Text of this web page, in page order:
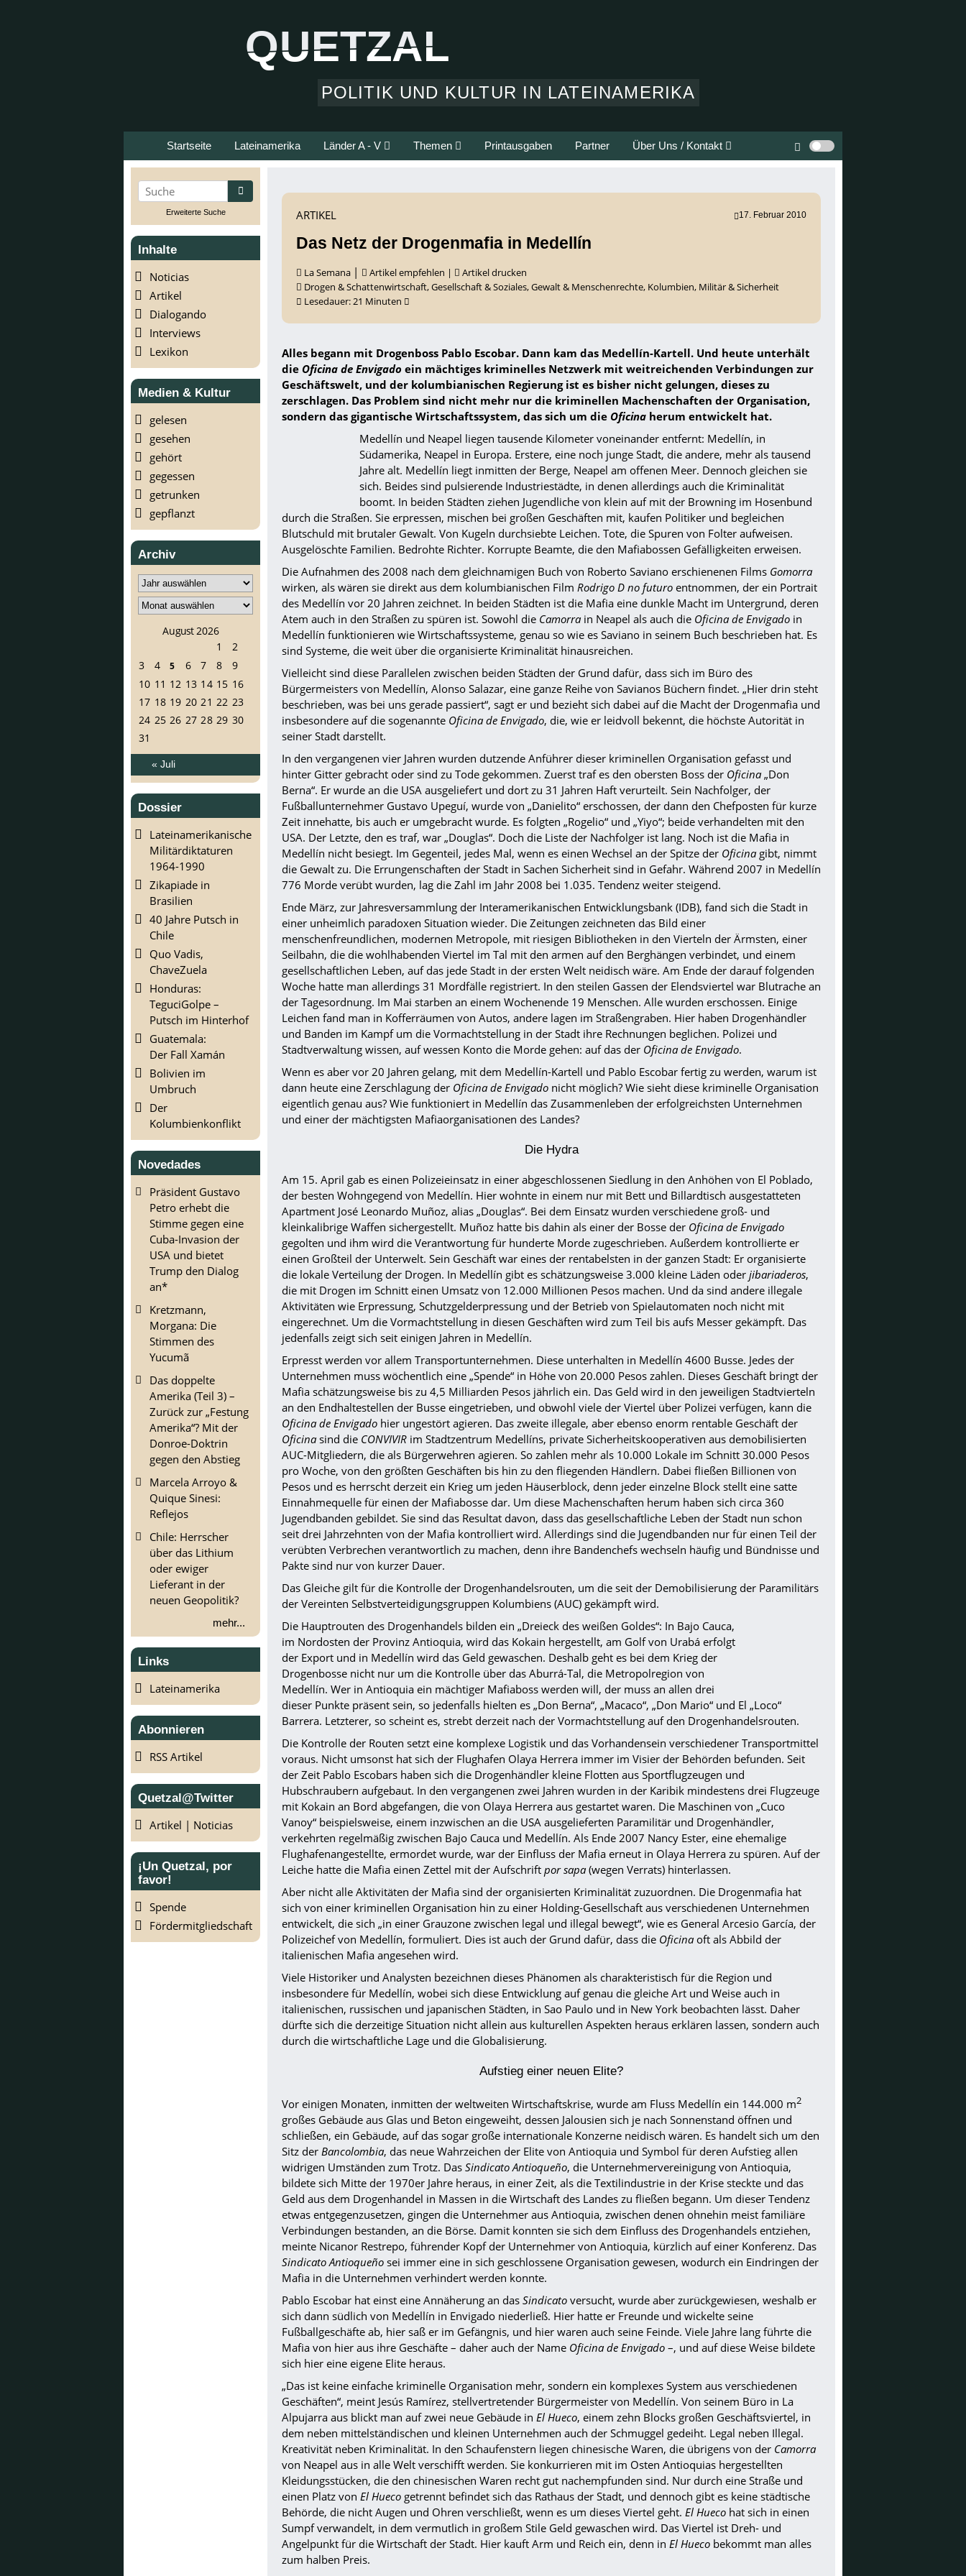
QUETZAL
QUETZAL
POLITIK UND KULTUR IN LATEINAMERIKA
Startseite Lateinamerika Länder A - V Themen Printausgaben Partner Über Uns / Kontakt
suchen
Erweiterte Suche
Inhalte
Noticias
Artikel
Dialogando
Interviews
Lexikon
Medien & Kultur
gelesen
gesehen
gehört
gegessen
getrunken
gepflanzt
Archiv
August 2026
1
2
3
4 5 6 7 8
9
10 11 12 13 14 15 16
17 18 19 20 21 22 23
24 25 26 27 28 29 30
31
« Juli
Dossier
Lateinamerikanische
Militärdiktaturen
1964-1990
Zikapiade in
Brasilien
40 Jahre Putsch in
Chile
Quo Vadis,
ChaveZuela
Honduras:
TeguciGolpe –
Putsch im Hinterhof
Guatemala:
Der Fall Xamán
Bolivien im
Umbruch
Der
Kolumbienkonflikt
Novedades
Präsident Gustavo
Petro erhebt die
Stimme gegen eine
Cuba-Invasion der
USA und bietet
Trump den Dialog
an*
Kretzmann,
Morgana: Die
Stimmen des
Yucumã
Das doppelte
Amerika (Teil 3) –
Zurück zur „Festung
Amerika“? Mit der
Donroe-Doktrin
gegen den Abstieg
Marcela Arroyo &
Quique Sinesi:
Reflejos
Chile: Herrscher
über das Lithium
oder ewiger
Lieferant in der
neuen Geopolitik?
mehr...
Links
Lateinamerika
Abonnieren
RSS Artikel
Quetzal@Twitter
Artikel | Noticias
¡Un Quetzal, por
favor!
Spende
Fördermitgliedschaft
ARTIKEL 17. Februar 2010
Das Netz der Drogenmafia in Medellín
La Semana | Artikel empfehlen |
Artikel drucken
Drogen & Schattenwirtschaft,Gesellschaft & Soziales,Gewalt & Menschenrechte, Kolumbien, Militär & Sicherheit
Lesedauer:21 Minuten
Alles begann mit Drogenboss Pablo Escobar. Dann kam das Medellín-Kartell. Und heute unterhält
die Oficina de Envigado ein mächtiges kriminelles Netzwerk mit weitreichenden Verbindungen zur
Geschäftswelt, und der kolumbianischen Regierung ist es bisher nicht gelungen, dieses zu
zerschlagen. Das Problem sind nicht mehr nur die kriminellen Machenschaften der Organisation,
sondern das gigantische Wirtschaftssystem, das sich um die Oficina herum entwickelt hat.
Medellín und Neapel liegen tausende Kilometer voneinander entfernt: Medellín, in
Südamerika, Neapel in Europa. Erstere, eine noch junge Stadt, die andere, mehr als tausend
Jahre alt. Medellín liegt inmitten der Berge, Neapel am offenen Meer. Dennoch gleichen sie
sich. Beides sind pulsierende Industriestädte, in denen allerdings auch die Kriminalität
boomt. In beiden Städten ziehen Jugendliche von klein auf mit der Browning im Hosenbund
durch die Straßen. Sie erpressen, mischen bei großen Geschäften mit, kaufen Politiker und begleichen
Blutschuld mit brutaler Gewalt. Von Kugeln durchsiebte Leichen. Tote, die Spuren von Folter aufweisen.
Ausgelöschte Familien. Bedrohte Richter. Korrupte Beamte, die den Mafiabossen Gefälligkeiten erweisen.
Die Aufnahmen des 2008 nach dem gleichnamigen Buch von Roberto Saviano erschienenen Films Gomorra
wirken, als wären sie direkt aus dem kolumbianischen Film Rodrigo D no futuro entnommen, der ein Portrait
des Medellín vor 20 Jahren zeichnet. In beiden Städten ist die Mafia eine dunkle Macht im Untergrund, deren
Atem auch in den Straßen zu spüren ist. Sowohl die Camorra in Neapel als auch die Oficina de Envigado in
Medellín funktionieren wie Wirtschaftssysteme, genau so wie es Saviano in seinem Buch beschrieben hat. Es
sind Systeme, die weit über die organisierte Kriminalität hinausreichen.
Vielleicht sind diese Parallelen zwischen beiden Städten der Grund dafür, dass sich im Büro des
Bürgermeisters von Medellín, Alonso Salazar, eine ganze Reihe von Savianos Büchern findet. „Hier drin steht
beschrieben, was bei uns gerade passiert“, sagt er und bezieht sich dabei auf die Macht der Drogenmafia und
insbesondere auf die sogenannte Oficina de Envigado, die, wie er leidvoll bekennt, die höchste Autorität in
seiner Stadt darstellt.
In den vergangenen vier Jahren wurden dutzende Anführer dieser kriminellen Organisation gefasst und
hinter Gitter gebracht oder sind zu Tode gekommen. Zuerst traf es den obersten Boss der Oficina „Don
Berna“. Er wurde an die USA ausgeliefert und dort zu 31 Jahren Haft verurteilt. Sein Nachfolger, der
Fußballunternehmer Gustavo Upeguí, wurde von „Danielito“ erschossen, der dann den Chefposten für kurze
Zeit innehatte, bis auch er umgebracht wurde. Es folgten „Rogelio“ und „Yiyo“; beide verhandelten mit den
USA. Der Letzte, den es traf, war „Douglas“. Doch die Liste der Nachfolger ist lang. Noch ist die Mafia in
Medellín nicht besiegt. Im Gegenteil, jedes Mal, wenn es einen Wechsel an der Spitze der Oficina gibt, nimmt
die Gewalt zu. Die Errungenschaften der Stadt in Sachen Sicherheit sind in Gefahr. Während 2007 in Medellín
776 Morde verübt wurden, lag die Zahl im Jahr 2008 bei 1.035. Tendenz weiter steigend.
Ende März, zur Jahresversammlung der Interamerikanischen Entwicklungsbank (IDB), fand sich die Stadt in
einer unheimlich paradoxen Situation wieder. Die Zeitungen zeichneten das Bild einer
menschenfreundlichen, modernen Metropole, mit riesigen Bibliotheken in den Vierteln der Ärmsten, einer
Seilbahn, die die wohlhabenden Viertel im Tal mit den armen auf den Berghängen verbindet, und einem
gesellschaftlichen Leben, auf das jede Stadt in der ersten Welt neidisch wäre. Am Ende der darauf folgenden
Woche hatte man allerdings 31 Mordfälle registriert. In den steilen Gassen der Elendsviertel war Blutrache an
der Tagesordnung. Im Mai starben an einem Wochenende 19 Menschen. Alle wurden erschossen. Einige
Leichen fand man in Kofferräumen von Autos, andere lagen im Straßengraben. Hier haben Drogenhändler
und Banden im Kampf um die Vormachtstellung in der Stadt ihre Rechnungen beglichen. Polizei und
Stadtverwaltung wissen, auf wessen Konto die Morde gehen: auf das der Oficina de Envigado.
Wenn es aber vor 20 Jahren gelang, mit dem Medellín-Kartell und Pablo Escobar fertig zu werden, warum ist
dann heute eine Zerschlagung der Oficina de Envigado nicht möglich? Wie sieht diese kriminelle Organisation
eigentlich genau aus? Wie funktioniert in Medellín das Zusammenleben der erfolgreichsten Unternehmen
und einer der mächtigsten Mafiaorganisationen des Landes?
Die Hydra
Am 15. April gab es einen Polizeieinsatz in einer abgeschlossenen Siedlung in den Anhöhen von El Poblado,
der besten Wohngegend von Medellín. Hier wohnte in einem nur mit Bett und Billardtisch ausgestatteten
Apartment José Leonardo Muñoz, alias „Douglas“. Bei dem Einsatz wurden verschiedene groß- und
kleinkalibrige Waffen sichergestellt. Muñoz hatte bis dahin als einer der Bosse der Oficina de Envigado
gegolten und ihm wird die Verantwortung für hunderte Morde zugeschrieben. Außerdem kontrollierte er
einen Großteil der Unterwelt. Sein Geschäft war eines der rentabelsten in der ganzen Stadt: Er organisierte
die lokale Verteilung der Drogen. In Medellín gibt es schätzungsweise 3.000 kleine Läden oder jibariaderos,
die mit Drogen im Schnitt einen Umsatz von 12.000 Millionen Pesos machen. Und da sind andere illegale
Aktivitäten wie Erpressung, Schutzgelderpressung und der Betrieb von Spielautomaten noch nicht mit
eingerechnet. Um die Vormachtstellung in diesen Geschäften wird zum Teil bis aufs Messer gekämpft. Das
jedenfalls zeigt sich seit einigen Jahren in Medellín.
Erpresst werden vor allem Transportunternehmen. Diese unterhalten in Medellín 4600 Busse. Jedes der
Unternehmen muss wöchentlich eine „Spende“ in Höhe von 20.000 Pesos zahlen. Dieses Geschäft bringt der
Mafia schätzungsweise bis zu 4,5 Milliarden Pesos jährlich ein. Das Geld wird in den jeweiligen Stadtvierteln
an den Endhaltestellen der Busse eingetrieben, und obwohl viele der Viertel über Polizei verfügen, kann die
Oficina de Envigado hier ungestört agieren. Das zweite illegale, aber ebenso enorm rentable Geschäft der
Oficina sind die CONVIVIR im Stadtzentrum Medellíns, private Sicherheitskooperativen aus demobilisierten
AUC-Mitgliedern, die als Bürgerwehren agieren. So zahlen mehr als 10.000 Lokale im Schnitt 30.000 Pesos
pro Woche, von den größten Geschäften bis hin zu den fliegenden Händlern. Dabei fließen Billionen von
Pesos und es herrscht derzeit ein Krieg um jeden Häuserblock, denn jeder einzelne Block stellt eine satte
Einnahmequelle für einen der Mafiabosse dar. Um diese Machenschaften herum haben sich circa 360
Jugendbanden gebildet. Sie sind das Resultat davon, dass das gesellschaftliche Leben der Stadt nun schon
seit drei Jahrzehnten von der Mafia kontrolliert wird. Allerdings sind die Jugendbanden nur für einen Teil der
verübten Verbrechen verantwortlich zu machen, denn ihre Bandenchefs wechseln häufig und Bündnisse und
Pakte sind nur von kurzer Dauer.
Das Gleiche gilt für die Kontrolle der Drogenhandelsrouten, um die seit der Demobilisierung der Paramilitärs
der Vereinten Selbstverteidigungsgruppen Kolumbiens (AUC) gekämpft wird.
Die Hauptrouten des Drogenhandels bilden ein „Dreieck des weißen Goldes“: In Bajo Cauca,
im Nordosten der Provinz Antioquia, wird das Kokain hergestellt, am Golf von Urabá erfolgt
der Export und in Medellín wird das Geld gewaschen. Deshalb geht es bei dem Krieg der
Drogenbosse nicht nur um die Kontrolle über das Aburrá-Tal, die Metropolregion von
Medellín. Wer in Antioquia ein mächtiger Mafiaboss werden will, der muss an allen drei
dieser Punkte präsent sein, so jedenfalls hielten es „Don Berna“, „Macaco“, „Don Mario“ und El „Loco“
Barrera. Letzterer, so scheint es, strebt derzeit nach der Vormachtstellung auf den Drogenhandelsrouten.
Die Kontrolle der Routen setzt eine komplexe Logistik und das Vorhandensein verschiedener Transportmittel
voraus. Nicht umsonst hat sich der Flughafen Olaya Herrera immer im Visier der Behörden befunden. Seit
der Zeit Pablo Escobars haben sich die Drogenhändler kleine Flotten aus Sportflugzeugen und
Hubschraubern aufgebaut. In den vergangenen zwei Jahren wurden in der Karibik mindestens drei Flugzeuge
mit Kokain an Bord abgefangen, die von Olaya Herrera aus gestartet waren. Die Maschinen von „Cuco
Vanoy“ beispielsweise, einem inzwischen an die USA ausgelieferten Paramilitär und Drogenhändler,
verkehrten regelmäßig zwischen Bajo Cauca und Medellín. Als Ende 2007 Nancy Ester, eine ehemalige
Flughafenangestellte, ermordet wurde, war der Einfluss der Mafia erneut in Olaya Herrera zu spüren. Auf der
Leiche hatte die Mafia einen Zettel mit der Aufschrift por sapa (wegen Verrats) hinterlassen.
Aber nicht alle Aktivitäten der Mafia sind der organisierten Kriminalität zuzuordnen. Die Drogenmafia hat
sich von einer kriminellen Organisation hin zu einer Holding-Gesellschaft aus verschiedenen Unternehmen
entwickelt, die sich „in einer Grauzone zwischen legal und illegal bewegt“, wie es General Arcesio García, der
Polizeichef von Medellín, formuliert. Dies ist auch der Grund dafür, dass die Oficina oft als Abbild der
italienischen Mafia angesehen wird.
Viele Historiker und Analysten bezeichnen dieses Phänomen als charakteristisch für die Region und
insbesondere für Medellín, wobei sich diese Entwicklung auf genau die gleiche Art und Weise auch in
italienischen, russischen und japanischen Städten, in Sao Paulo und in New York beobachten lässt. Daher
dürfte sich die derzeitige Situation nicht allein aus kulturellen Aspekten heraus erklären lassen, sondern auch
durch die wirtschaftliche Lage und die Globalisierung.
Aufstieg einer neuen Elite?
Vor einigen Monaten, inmitten der weltweiten Wirtschaftskrise, wurde am Fluss Medellín ein 144.000 m2
großes Gebäude aus Glas und Beton eingeweiht, dessen Jalousien sich je nach Sonnenstand öffnen und
schließen, ein Gebäude, auf das sogar große internationale Konzerne neidisch wären. Es handelt sich um den
Sitz der Bancolombia, das neue Wahrzeichen der Elite von Antioquia und Symbol für deren Aufstieg allen
widrigen Umständen zum Trotz. Das Sindicato Antioqueño, die Unternehmervereinigung von Antioquia,
bildete sich Mitte der 1970er Jahre heraus, in einer Zeit, als die Textilindustrie in der Krise steckte und das
Geld aus dem Drogenhandel in Massen in die Wirtschaft des Landes zu fließen begann. Um dieser Tendenz
etwas entgegenzusetzen, gingen die Unternehmer aus Antioquia, zwischen denen ohnehin meist familiäre
Verbindungen bestanden, an die Börse. Damit konnten sie sich dem Einfluss des Drogenhandels entziehen,
meinte Nicanor Restrepo, führender Kopf der Unternehmer von Antioquia, kürzlich auf einer Konferenz. Das
Sindicato Antioqueño sei immer eine in sich geschlossene Organisation gewesen, wodurch ein Eindringen der
Mafia in die Unternehmen verhindert werden konnte.
Pablo Escobar hat einst eine Annäherung an das Sindicato versucht, wurde aber zurückgewiesen, weshalb er
sich dann südlich von Medellín in Envigado niederließ. Hier hatte er Freunde und wickelte seine
Fußballgeschäfte ab, hier saß er im Gefängnis, und hier waren auch seine Feinde. Viele Jahre lang führte die
Mafia von hier aus ihre Geschäfte – daher auch der Name Oficina de Envigado –, und auf diese Weise bildete
sich hier eine eigene Elite heraus.
„Das ist keine einfache kriminelle Organisation mehr, sondern ein komplexes System aus verschiedenen
Geschäften“, meint Jesús Ramírez, stellvertretender Bürgermeister von Medellín. Von seinem Büro in La
Alpujarra aus blickt man auf zwei neue Gebäude in El Hueco, einem zehn Blocks großen Geschäftsviertel, in
dem neben mittelständischen und kleinen Unternehmen auch der Schmuggel gedeiht. Legal neben Illegal.
Kreativität neben Kriminalität. In den Schaufenstern liegen chinesische Waren, die übrigens von der Camorra
von Neapel aus in alle Welt verschifft werden. Sie konkurrieren mit im Osten Antioquias hergestellten
Kleidungsstücken, die den chinesischen Waren recht gut nachempfunden sind. Nur durch eine Straße und
einen Platz von El Hueco getrennt befindet sich das Rathaus der Stadt, und dennoch gibt es keine städtische
Behörde, die nicht Augen und Ohren verschließt, wenn es um dieses Viertel geht. El Hueco hat sich in einen
Sumpf verwandelt, in dem vermutlich in großem Stile Geld gewaschen wird. Das Viertel ist Dreh- und
Angelpunkt für die Wirtschaft der Stadt. Hier kauft Arm und Reich ein, denn in El Hueco bekommt man alles
zum halben Preis.